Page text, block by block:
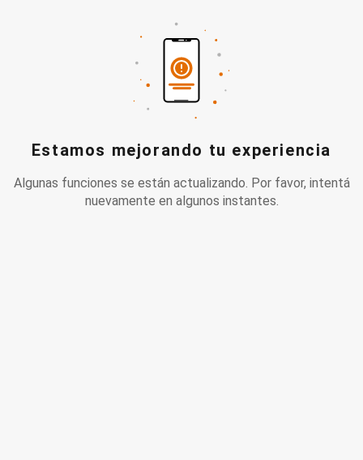
Estamos mejorando tu experiencia
Algunas funciones se están actualizando. Por favor, intentá
nuevamente en algunos instantes.